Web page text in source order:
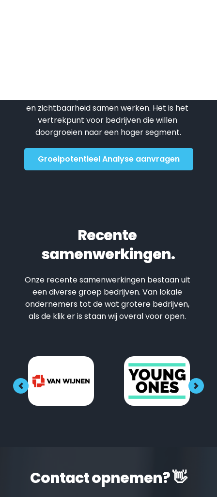
en zichtbaarheid samen werken. Het is het
vertrekpunt voor bedrijven die willen
doorgroeien naar een hoger segment.
Groeipotentieel Analyse aanvragen
Recente
samenwerkingen.
Onze recente samenwerkingen bestaan uit
een diverse groep bedrijven. Van lokale
ondernemers tot de wat grotere bedrijven,
als de klik er is staan wij overal voor open.
Contact opnemen? 👋